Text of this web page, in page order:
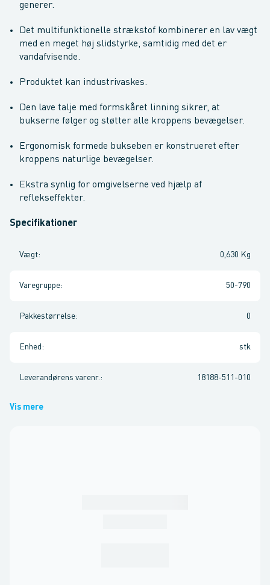
generer.
Det multifunktionelle strækstof kombinerer en lav vægt
med en meget høj slidstyrke, samtidig med det er
vandafvisende.
Produktet kan industrivaskes.
Den lave talje med formskåret linning sikrer, at
bukserne følger og støtter alle kroppens bevægelser.
Ergonomisk formede bukseben er konstrueret efter
kroppens naturlige bevægelser.
Ekstra synlig for omgivelserne ved hjælp af
reflekseffekter.
Specifikationer
Vægt: 0,630 Kg
Varegruppe: 50-790
Pakkestørrelse: 0
Enhed : stk
Leverandørens varenr. : 18188-511-010
Vis mere